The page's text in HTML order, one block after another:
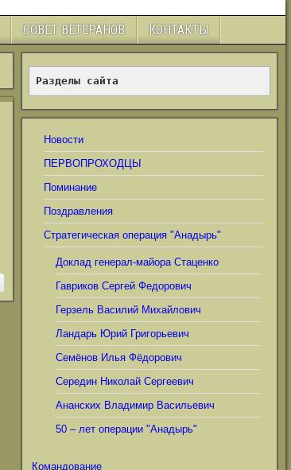
СОВЕТ ВЕТЕРАНОВ КОНТАКТЫ
Разделы сайта
Новости
ПЕРВОПРОХОДЦЫ
Поминание
Поздравления
Стратегическая операция "Анадырь"
Доклад генерал-майора Стаценко
Гавриков Сергей Федорович
Герзель Василий Михайлович
Ландарь Юрий Григорьевич
Семёнов Илья Фёдорович
Середин Николай Сергеевич
Ананских Владимир Васильевич
50 – лет операции "Анадырь"
Командование